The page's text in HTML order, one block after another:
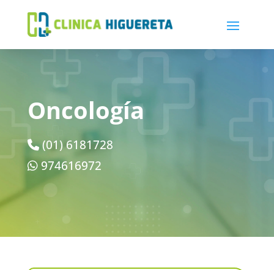
Oncología
(01) 6181728
974616972